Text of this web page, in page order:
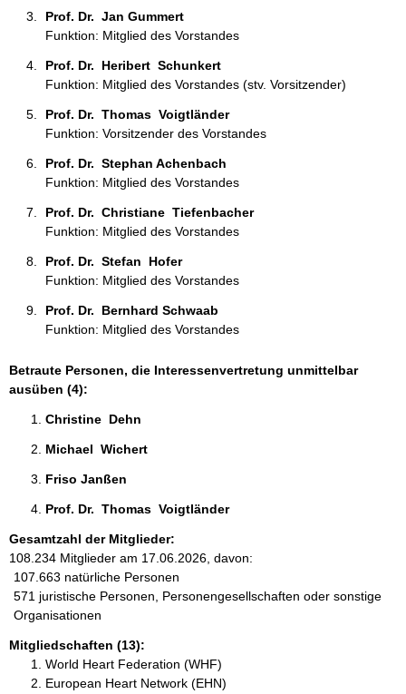
Prof. Dr.  Jan Gummert
Funktion: Mitglied des Vorstandes
Prof. Dr.  Heribert  Schunkert
Funktion: Mitglied des Vorstandes (stv. Vorsitzender)
Prof. Dr.  Thomas  Voigtländer
Funktion: Vorsitzender des Vorstandes
Prof. Dr.  Stephan Achenbach
Funktion: Mitglied des Vorstandes
Prof. Dr.  Christiane  Tiefenbacher
Funktion: Mitglied des Vorstandes
Prof. Dr.  Stefan  Hofer
Funktion: Mitglied des Vorstandes
Prof. Dr.  Bernhard Schwaab
Funktion: Mitglied des Vorstandes
Betraute Personen, die Interessenvertretung unmittelbar
ausüben (4):
Christine  Dehn
Michael  Wichert
Friso Janßen
Prof. Dr.  Thomas  Voigtländer
Gesamtzahl der Mitglieder:
108.234 Mitglieder am 17.06.2026, davon:
107.663 natürliche Personen
571 juristische Personen, Personengesellschaften oder sonstige
Organisationen
Mitgliedschaften (13):
World Heart Federation (WHF)
European Heart Network (EHN)